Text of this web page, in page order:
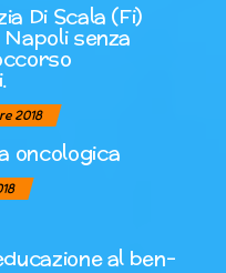
Di Scala (Fi)
senza
2018
oncologica
al ben-